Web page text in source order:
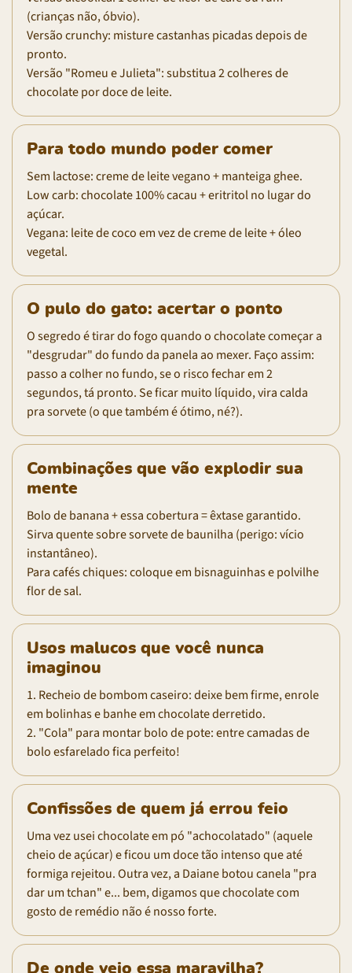
(crianças não, óbvio).
Versão crunchy: misture castanhas picadas depois de
pronto.
Versão "Romeu e Julieta": substitua 2 colheres de
chocolate por doce de leite.
Para todo mundo poder comer
Sem lactose: creme de leite vegano + manteiga ghee.
Low carb: chocolate 100% cacau + eritritol no lugar do
açúcar.
Vegana: leite de coco em vez de creme de leite + óleo
vegetal.
O pulo do gato: acertar o ponto
O segredo é tirar do fogo quando o chocolate começar a
"desgrudar" do fundo da panela ao mexer. Faço assim:
passo a colher no fundo, se o risco fechar em 2
segundos, tá pronto. Se ficar muito líquido, vira calda
pra sorvete (o que também é ótimo, né?).
Combinações que vão explodir sua
mente
Bolo de banana + essa cobertura = êxtase garantido.
Sirva quente sobre sorvete de baunilha (perigo: vício
instantâneo).
Para cafés chiques: coloque em bisnaguinhas e polvilhe
flor de sal.
Usos malucos que você nunca
imaginou
1. Recheio de bombom caseiro: deixe bem firme, enrole
em bolinhas e banhe em chocolate derretido.
2. "Cola" para montar bolo de pote: entre camadas de
bolo esfarelado fica perfeito!
Confissões de quem já errou feio
Uma vez usei chocolate em pó "achocolatado" (aquele
cheio de açúcar) e ficou um doce tão intenso que até
formiga rejeitou. Outra vez, a Daiane botou canela "pra
dar um tchan" e... bem, digamos que chocolate com
gosto de remédio não é nosso forte.
De onde veio essa maravilha?